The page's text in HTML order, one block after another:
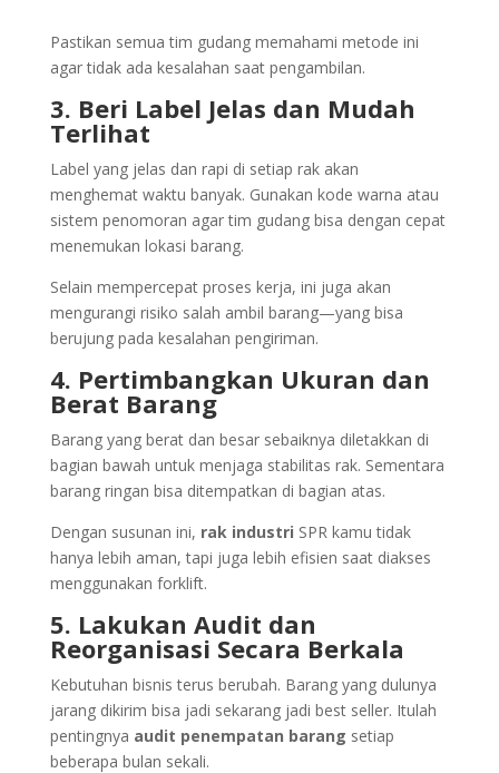
Pastikan semua tim gudang memahami metode ini
agar tidak ada kesalahan saat pengambilan.
3. Beri Label Jelas dan Mudah
Terlihat
Label yang jelas dan rapi di setiap rak akan
menghemat waktu banyak. Gunakan kode warna atau
sistem penomoran agar tim gudang bisa dengan cepat
menemukan lokasi barang.
Selain mempercepat proses kerja, ini juga akan
mengurangi risiko salah ambil barang—yang bisa
berujung pada kesalahan pengiriman.
4. Pertimbangkan Ukuran dan
Berat Barang
Barang yang berat dan besar sebaiknya diletakkan di
bagian bawah untuk menjaga stabilitas rak. Sementara
barang ringan bisa ditempatkan di bagian atas.
Dengan susunan ini, rak industri SPR kamu tidak
hanya lebih aman, tapi juga lebih efisien saat diakses
menggunakan forklift.
5. Lakukan Audit dan
Reorganisasi Secara Berkala
Kebutuhan bisnis terus berubah. Barang yang dulunya
jarang dikirim bisa jadi sekarang jadi best seller. Itulah
pentingnya audit penempatan barang setiap
beberapa bulan sekali.